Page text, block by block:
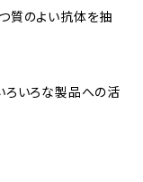
質のよい抗体を抽
ろいろな製品への活